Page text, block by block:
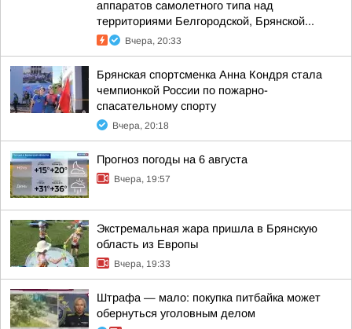
аппаратов самолетного типа над
территориями Белгородской, Брянской...
Вчера, 20:33
Брянская спортсменка Анна Кондря стала
чемпионкой России по пожарно-
спасательному спорту
Вчера, 20:18
Прогноз погоды на 6 августа
Вчера, 19:57
Экстремальная жара пришла в Брянскую
область из Европы
Вчера, 19:33
Штрафа — мало: покупка питбайка может
обернуться уголовным делом